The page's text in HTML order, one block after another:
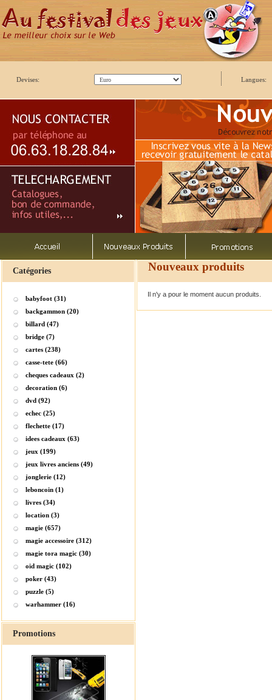
Devises: Langues:
Catégories
babyfoot (31)
backgammon (20)
billard (47)
bridge (7)
cartes (238)
casse-tete (66)
cheques cadeaux (2)
decoration (6)
dvd (92)
echec (25)
flechette (17)
idees cadeaux (63)
jeux (199)
jeux livres anciens (49)
jonglerie (12)
leboncoin (1)
livres (34)
location (3)
magie (657)
magie accessoire (312)
magie tora magic (30)
oid magic (102)
poker (43)
puzzle (5)
warhammer (16)
Promotions
Nouveaux produits
Il n'y a pour le moment aucun produits.